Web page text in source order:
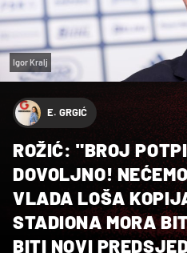
Igor Kralj
E. GRGIĆ
ROŽIĆ: "BROJ
DOVOLJNO!
VLADA LOŠA
STADIONA MORA
BITI NOVI